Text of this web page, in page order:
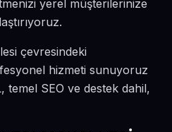
yerel müşterilerinize
çevresindeki
hizmeti sunuyoruz
temel SEO ve destek dahil,